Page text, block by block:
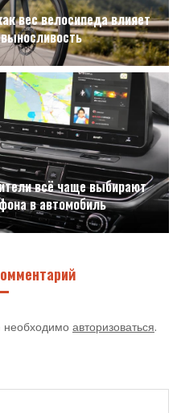
вес велосипеда влияет
всё чаще выбирают
в автомобиль
необходимо авторизоваться.